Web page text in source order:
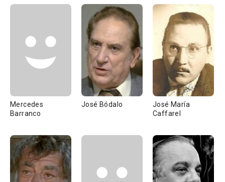
Mercedes
Barranco
José Bódalo
José María
Caffarel